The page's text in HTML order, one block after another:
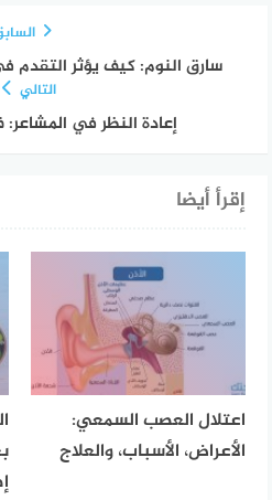
سارق النوم: كيف يؤثر
التالي
إعادة النظر في المشاعر:
إقرأ أيضا
اعتلال العصب السمعي:
الأعراض، الأسباب، والعلاج